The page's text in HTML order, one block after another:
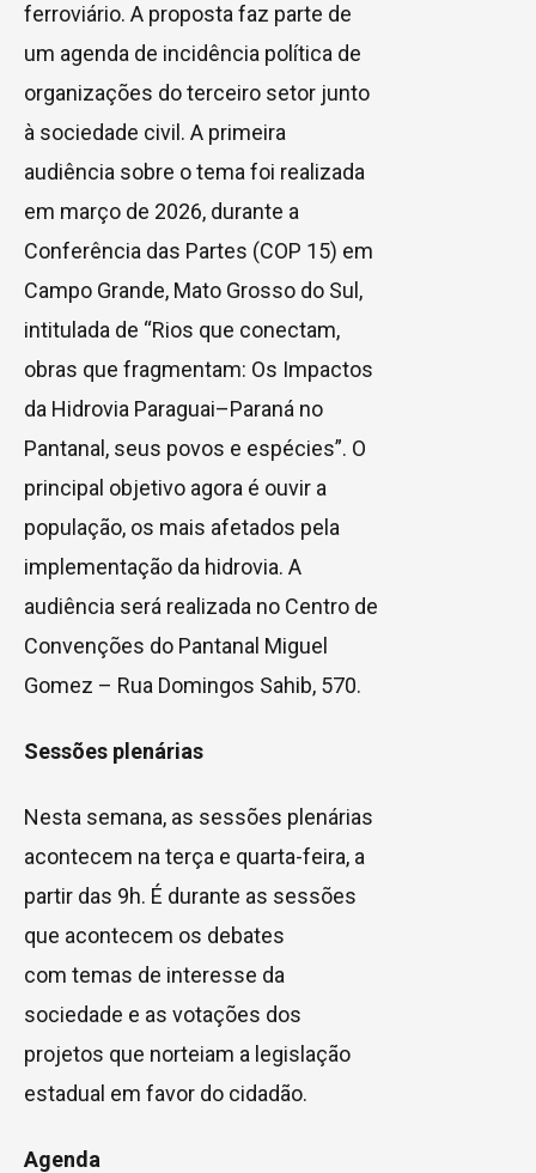
ferroviário. A proposta faz parte de
um agenda de incidência política de
organizações do terceiro setor junto
à sociedade civil. A primeira
audiência sobre o tema foi realizada
em março de 2026, durante a
Conferência das Partes (COP 15) em
Campo Grande, Mato Grosso do Sul,
intitulada de “Rios que conectam,
obras que fragmentam: Os Impactos
da Hidrovia Paraguai–Paraná no
Pantanal, seus povos e espécies”. O
principal objetivo agora é ouvir a
população, os mais afetados pela
implementação da hidrovia. A
audiência será realizada no Centro de
Convenções do Pantanal Miguel
Gomez – Rua Domingos Sahib, 570.
Sessões plenárias
Nesta semana, as sessões plenárias
acontecem na terça e quarta-feira, a
partir das 9h. É durante as sessões
que acontecem os debates
com temas de interesse da
sociedade e as votações dos
projetos que norteiam a legislação
estadual em favor do cidadão.
Agenda